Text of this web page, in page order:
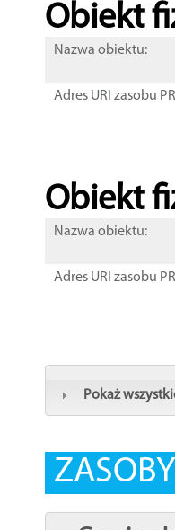
Obiekt
Nazwa obiektu:
Adres URI zasobu
Obiekt
Nazwa obiektu:
Adres URI zasobu
Pokaż